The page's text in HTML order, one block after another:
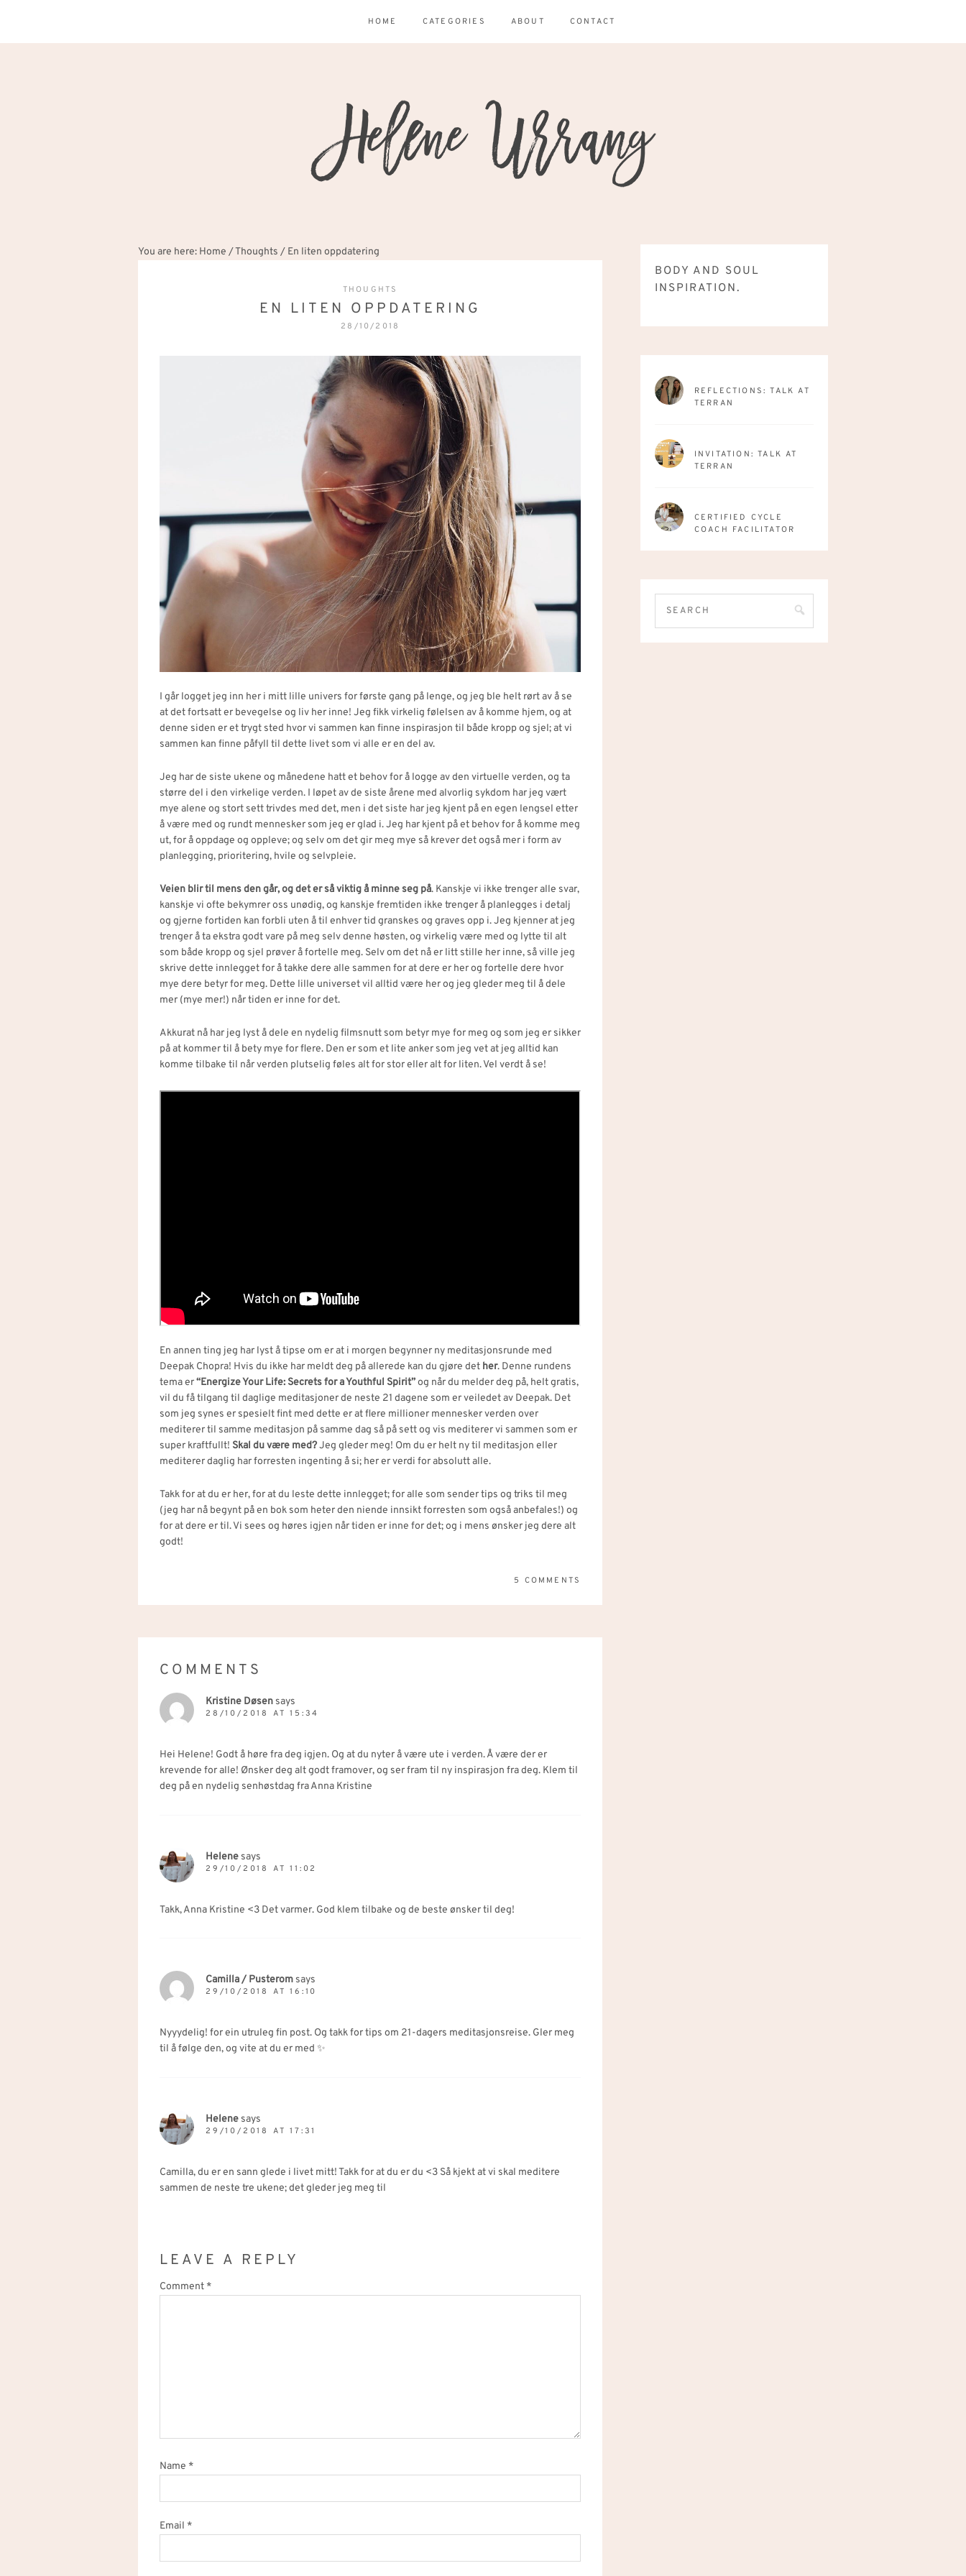
HOME CATEGORIES ABOUT CONTACT
You are here: Home /Thoughts / En liten oppdatering
THOUGHTS
EN LITEN OPPDATERING
28/10/2018
I går logget jeg inn her i mitt lille univers for første gang på lenge, og jeg ble helt rørt av å se
at det fortsatt er bevegelse og liv her inne! Jeg fikk virkelig følelsen av å komme hjem, og at
denne siden er et trygt sted hvor vi sammen kan finne inspirasjon til både kropp og sjel; at vi
sammen kan finne påfyll til dette livet som vi alle er en del av.
Jeg har de siste ukene og månedene hatt et behov for å logge av den virtuelle verden, og ta
større del i den virkelige verden. I løpet av de siste årene med alvorlig sykdom har jeg vært
mye alene og stort sett trivdes med det, men i det siste har jeg kjent på en egen lengsel etter
å være med og rundt mennesker som jeg er glad i. Jeg har kjent på et behov for å komme meg
ut, for å oppdage og oppleve; og selv om det gir meg mye så krever det også mer i form av
planlegging, prioritering, hvile og selvpleie.
Veien blir til mens den går, og det er så viktig å minne seg på. Kanskje vi ikke trenger alle svar,
kanskje vi ofte bekymrer oss unødig, og kanskje fremtiden ikke trenger å planlegges i detalj
og gjerne fortiden kan forbli uten å til enhver tid granskes og graves opp i. Jeg kjenner at jeg
trenger å ta ekstra godt vare på meg selv denne høsten, og virkelig være med og lytte til alt
som både kropp og sjel prøver å fortelle meg. Selv om det nå er litt stille her inne, så ville jeg
skrive dette innlegget for å takke dere alle sammen for at dere er her og fortelle dere hvor
mye dere betyr for meg. Dette lille universet vil alltid være her og jeg gleder meg til å dele
mer (mye mer!) når tiden er inne for det.
Akkurat nå har jeg lyst å dele en nydelig filmsnutt som betyr mye for meg og som jeg er sikker
på at kommer til å bety mye for flere. Den er som et lite anker som jeg vet at jeg alltid kan
komme tilbake til når verden plutselig føles alt for stor eller alt for liten. Vel verdt å se!
En annen ting jeg har lyst å tipse om er at i morgen begynner ny meditasjonsrunde med
Deepak Chopra! Hvis du ikke har meldt deg på allerede kan du gjøre det her. Denne rundens
tema er“Energize Your Life: Secrets for a Youthful Spirit”og når du melder deg på, helt gratis,
vil du få tilgang til daglige meditasjoner de neste 21 dagene som er veiledet av Deepak. Det
som jeg synes er spesielt fint med dette er at flere millioner mennesker verden over
mediterer til samme meditasjon på samme dag så på sett og vis mediterer vi sammen som er
super kraftfullt! Skal du være med?Jeg gleder meg! Om du er helt ny til meditasjon eller
mediterer daglig har forresten ingenting å si; her er verdi for absolutt alle.
Takk for at du er her, for at du leste dette innlegget; for alle som sender tips og triks til meg
(jeg har nå begynt på en bok som heter den niende innsikt forresten som også anbefales!) og
for at dere er til. Vi sees og høres igjen når tiden er inne for det; og i mens ønsker jeg dere alt
godt!
5 COMMENTS
COMMENTS
Kristine Døsensays
28/10/2018 AT 15:34
Hei Helene! Godt å høre fra deg igjen. Og at du nyter å være ute i verden. Å være der er
krevende for alle! Ønsker deg alt godt framover, og ser fram til ny inspirasjon fra deg. Klem til
deg på en nydelig senhøstdag fra Anna Kristine
Helenesays
29/10/2018 AT 11:02
Takk, Anna Kristine <3 Det varmer. God klem tilbake og de beste ønsker til deg!
Camilla / Pusteromsays
29/10/2018 AT 16:10
Nyyydelig! for ein utruleg fin post. Og takk for tips om 21-dagers meditasjonsreise. Gler meg
til å følge den, og vite at du er med ✨
Helenesays
29/10/2018 AT 17:31
Camilla, du er en sann glede i livet mitt! Takk for at du er du <3 Så kjekt at vi skal meditere
sammen de neste tre ukene; det gleder jeg meg til
LEAVE A REPLY
Comment *
Name *
Email *
BODY AND SOUL
INSPIRATION.
REFLECTIONS: TALK AT
TERRAN
INVITATION: TALK AT
TERRAN
CERTIFIED CYCLE
COACH FACILITATOR